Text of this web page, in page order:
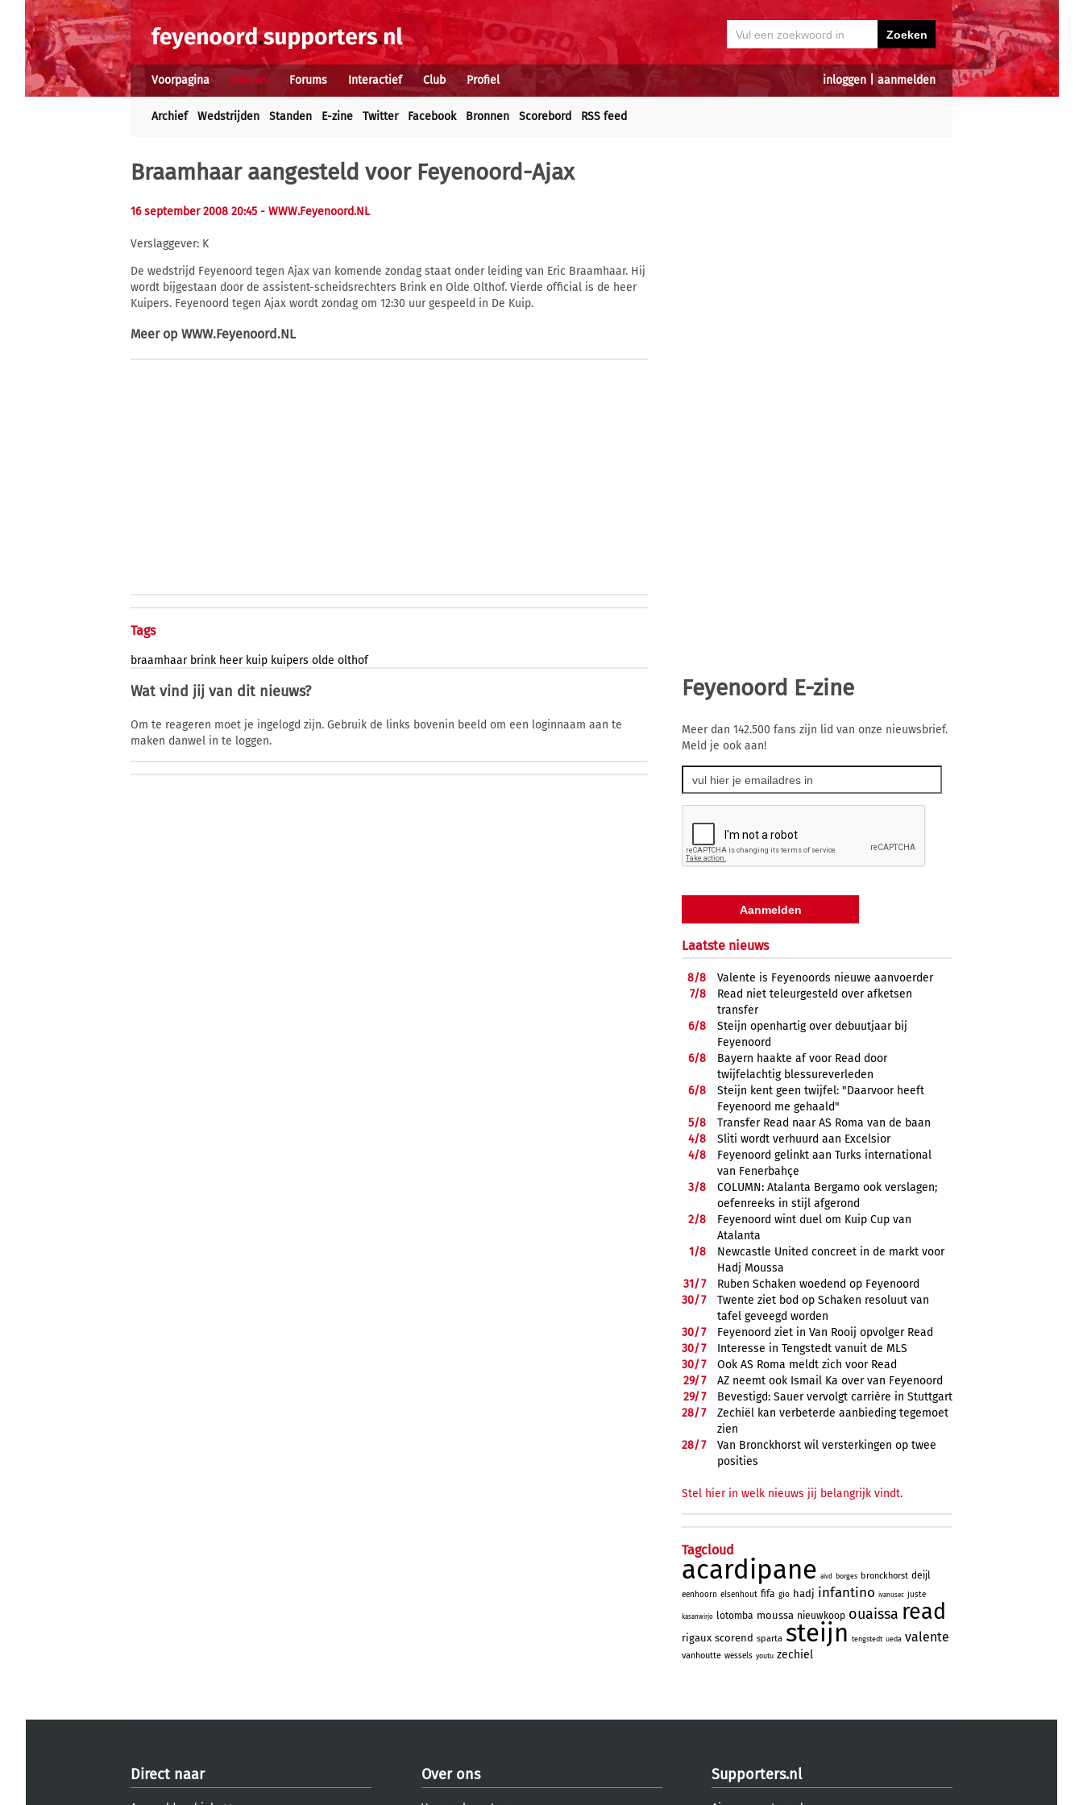
inloggen aanmelden
Voorpagina Nieuws Forums Interactief Club Profiel
Archief Wedstrijden Standen E-zine Twitter Facebook Bronnen Scorebord RSS feed
Braamhaar aangesteld voor Feyenoord-Ajax
16 september 2008 20:45 - WWW.Feyenoord.NL
Verslaggever: K
De wedstrijd Feyenoord tegen Ajax van komende zondag staat onder leiding van Eric Braamhaar. Hij
wordt bijgestaan door de assistent-scheidsrechters Brink en Olde Olthof. Vierde official is de heer
Kuipers. Feyenoord tegen Ajax wordt zondag om 12:30 uur gespeeld in De Kuip.
Meer op WWW.Feyenoord.NL
Tags
braamhaar brink heer kuip kuipers olde olthof
Wat vind jij van dit nieuws?
Om te reageren moet je ingelogd zijn. Gebruik de links bovenin beeld om een loginnaam aan te
maken danwel in te loggen.
Feyenoord E-zine
Meer dan 142.500 fans zijn lid van onze nieuwsbrief.
Meld je ook aan!
Laatste nieuws
8/8
Valente is Feyenoords nieuwe aanvoerder
7/8
Read niet teleurgesteld over afketsen
transfer
6/8
Steijn openhartig over debuutjaar bij
Feyenoord
6/8
Bayern haakte af voor Read door
twijfelachtig blessureverleden
6/8
Steijn kent geen twijfel: "Daarvoor heeft
Feyenoord me gehaald"
5/8
Transfer Read naar AS Roma van de baan
4/8
Sliti wordt verhuurd aan Excelsior
4/8
Feyenoord gelinkt aan Turks international
van Fenerbahçe
3/8
COLUMN: Atalanta Bergamo ook verslagen;
oefenreeks in stijl afgerond
2/8
Feyenoord wint duel om Kuip Cup van
Atalanta
1/8
Newcastle United concreet in de markt voor
Hadj Moussa
31/7
Ruben Schaken woedend op Feyenoord
30/7
Twente ziet bod op Schaken resoluut van
tafel geveegd worden
30/7
Feyenoord ziet in Van Rooij opvolger Read
30/7
Interesse in Tengstedt vanuit de MLS
30/7
Ook AS Roma meldt zich voor Read
29/7
AZ neemt ook Ismail Ka over van Feyenoord
29/7
Bevestigd: Sauer vervolgt carrière in Stuttgart
28/7
Zechiël kan verbeterde aanbieding tegemoet
zien
28/7
Van Bronckhorst wil versterkingen op twee
posities
Stel hier in welk nieuws jij belangrijk vindt.
Tagcloud
acardipane aivd borges bronckhorst deijl
eenhoorn elsenhout fifa gio hadj infantino ivanusec juste
kasanwirjo lotomba moussa nieuwkoop ouaissa read
rigaux scorend sparta steijn tengstedt ueda valente
vanhoutte wessels youtu zechiel
Direct naar Over ons Supporters.nl